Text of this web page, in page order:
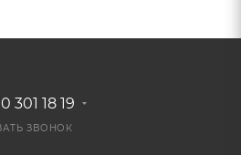
301 18 19
ЗВОНОК